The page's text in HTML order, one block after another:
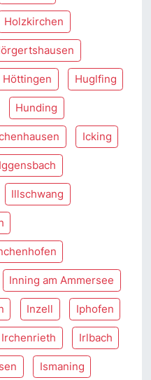
Holzkirchen
Höttingen Huglfing
Hunding
Icking
Iggensbach
Illschwang
Inning am Ammersee
Inzell Iphofen
Irchenrieth Irlbach
Ismaning